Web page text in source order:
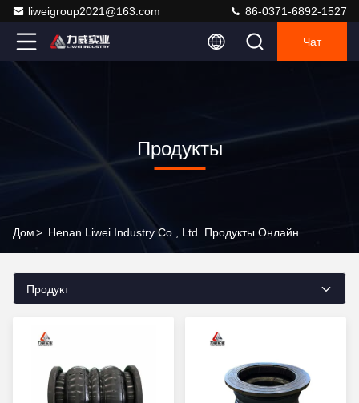
liweigroup2021@163.com 86-0371-6892-1527
Чат
Продукты
Дом> Henan Liwei Industry Co., Ltd. Продукты Онлайн
Продукт